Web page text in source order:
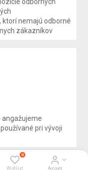
0
Wishlist Account
ktorí nemajú odborné
zákazníkov
pri vývoji